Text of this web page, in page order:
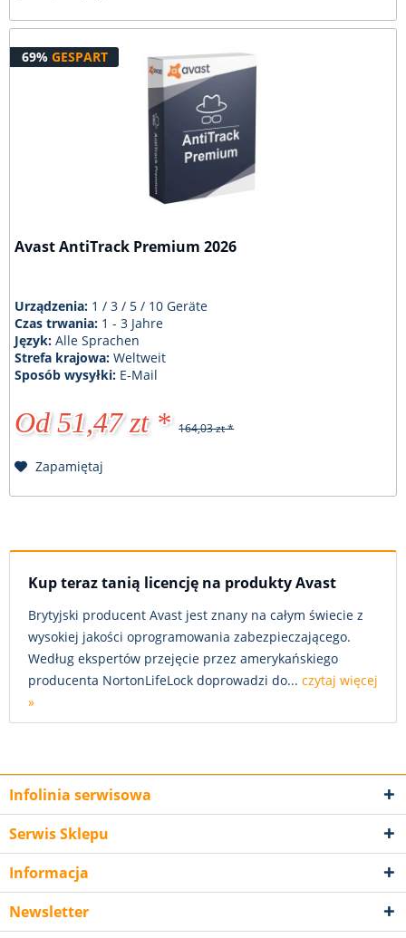
69% GESPART
Avast AntiTrack Premium 2026
Urządzenia: 1 / 3 / 5 / 10 Geräte
Czas trwania: 1 - 3 Jahre
Język:Alle Sprachen
Strefa krajowa:Weltweit
Sposób wysyłki: E-Mail
Od 51,47 zt * 164,03 zt *
Zapamiętaj
Kup teraz tanią licencję na produkty Avast
Brytyjski producent Avast jest znany na całym świecie z
wysokiej jakości oprogramowania zabezpieczającego.
Według ekspertów przejęcie przez amerykańskiego
producenta NortonLifeLock doprowadzi do... czytaj więcej
»
Infolinia serwisowa
Serwis Sklepu
Informacja
Newsletter